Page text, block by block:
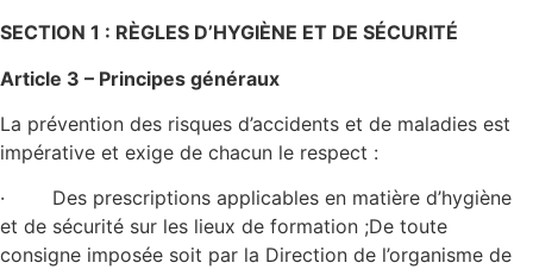
SECTION 1 : RÈGLES D’HYGIÈNE ET DE SÉCURITÉ
Article 3 – Principes généraux
La prévention des risques d’accidents et de maladies est
impérative et exige de chacun le respect :
· Des prescriptions applicables en matière d’hygiène
et de sécurité sur les lieux de formation ;De toute
consigne imposée soit par la Direction de l’organisme de